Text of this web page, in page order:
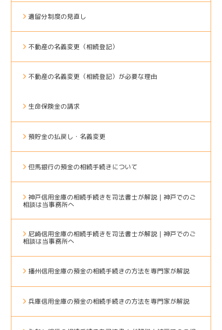
遺留分制度の見直し
不動産の名義変更（相続登記）
不動産の名義変更（相続登記）が必要な理由
生命保険金の請求
預貯金の払戻し・名義変更
但馬銀行の預金の相続手続きについて
神戸信用金庫の相続手続きを司法書士が解説｜神戸でのご
相談は当事務所へ
尼崎信用金庫の相続手続きを司法書士が解説｜神戸でのご
相談は当事務所へ
播州信用金庫の預金の相続手続きの方法を専門家が解説
兵庫信用金庫の預金の相続手続きの方法を専門家が解説